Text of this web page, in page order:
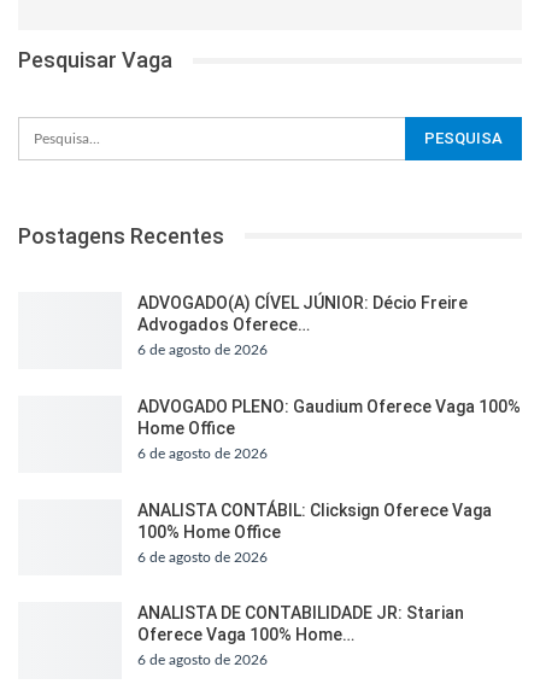
Pesquisar Vaga
Postagens Recentes
ADVOGADO(A) CÍVEL JÚNIOR: Décio Freire
Advogados Oferece…
6 de agosto de 2026
ADVOGADO PLENO: Gaudium Oferece Vaga 100%
Home Office
6 de agosto de 2026
ANALISTA CONTÁBIL: Clicksign Oferece Vaga
100% Home Office
6 de agosto de 2026
ANALISTA DE CONTABILIDADE JR: Starian
Oferece Vaga 100% Home…
6 de agosto de 2026